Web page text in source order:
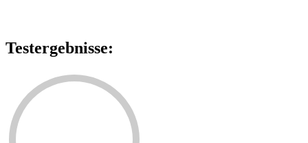
Testergebnisse: